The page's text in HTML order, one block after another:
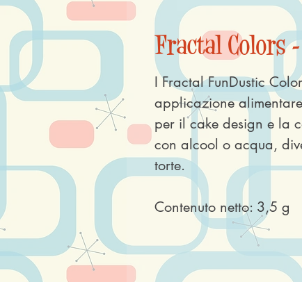
Fractal Colors
I Fractal FunDustic
applicazione
per il cake design e la
con alcool o acqua,
torte.
Contenuto netto: 3,5 g